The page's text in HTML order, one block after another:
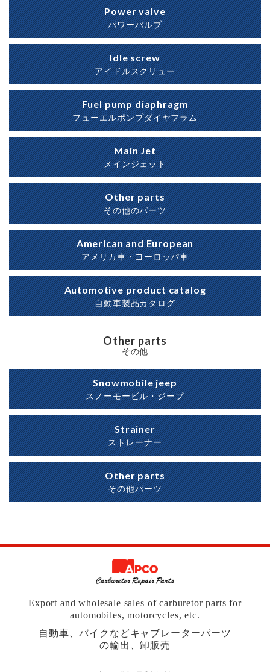
Power valve
パワーバルブ
Idle screw
アイドルスクリュー
Fuel pump diaphragm
フューエルポンプダイヤフラム
Main Jet
メインジェット
Other parts
その他のパーツ
American and European
アメリカ車・ヨーロッパ車
Automotive product catalog
自動車製品カタログ
Other parts
その他
Snowmobile jeep
スノーモービル・ジープ
Strainer
ストレーナー
Other parts
その他パーツ
Export and wholesale sales of carburetor parts for
automobiles, motorcycles, etc.
自動車、バイクなどキャブレーターパーツ
の輸出、卸販売